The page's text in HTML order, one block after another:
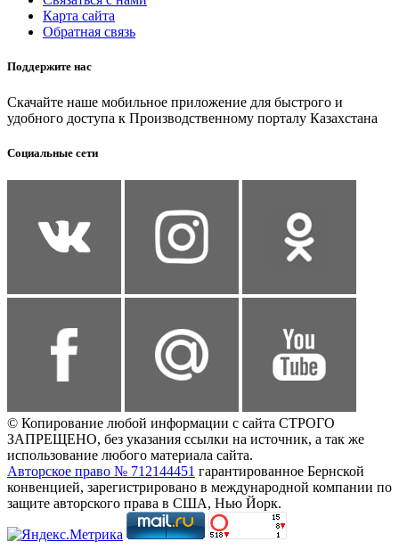
Карта сайта
Обратная связь
Поддержите нас
Скачайте наше мобильное приложение для быстрого и
удобного доступа к Производственному порталу Казахстана
Социальные сети
© Копирование любой информации с сайта СТРОГО
ЗАПРЕЩЕНО, без указания ссылки на источник, а так же
использование любого материала сайта.
Авторское право № 712144451 гарантированное Бернской
конвенцией, зарегистрировано в международной компании по
защите авторского права в США, Нью Йорк.